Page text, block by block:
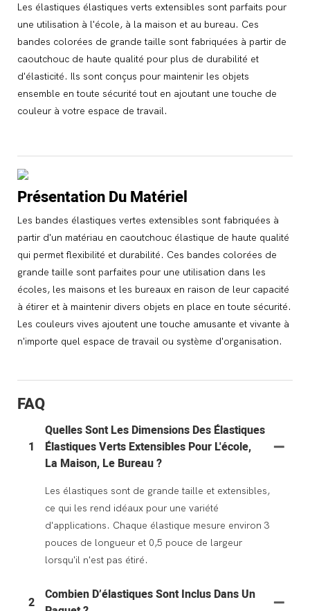
Les élastiques élastiques verts extensibles sont parfaits pour
une utilisation à l'école, à la maison et au bureau. Ces
bandes colorées de grande taille sont fabriquées à partir de
caoutchouc de haute qualité pour plus de durabilité et
d'élasticité. Ils sont conçus pour maintenir les objets
ensemble en toute sécurité tout en ajoutant une touche de
couleur à votre espace de travail.
Présentation Du Matériel
Les bandes élastiques vertes extensibles sont fabriquées à
partir d'un matériau en caoutchouc élastique de haute qualité
qui permet flexibilité et durabilité. Ces bandes colorées de
grande taille sont parfaites pour une utilisation dans les
écoles, les maisons et les bureaux en raison de leur capacité
à étirer et à maintenir divers objets en place en toute sécurité.
Les couleurs vives ajoutent une touche amusante et vivante à
n'importe quel espace de travail ou système d'organisation.
FAQ
1
Quelles Sont Les Dimensions Des Élastiques
Élastiques Verts Extensibles Pour L'école,
La Maison, Le Bureau ?
Les élastiques sont de grande taille et extensibles,
ce qui les rend idéaux pour une variété
d'applications. Chaque élastique mesure environ 3
pouces de longueur et 0,5 pouce de largeur
lorsqu'il n'est pas étiré.
2
Combien D’élastiques Sont Inclus Dans Un